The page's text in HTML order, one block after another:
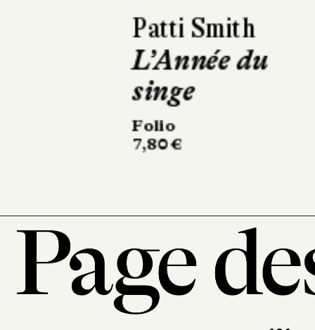
Damon Galgut
La Promesse
L'Olivier
304 pages, 23 €